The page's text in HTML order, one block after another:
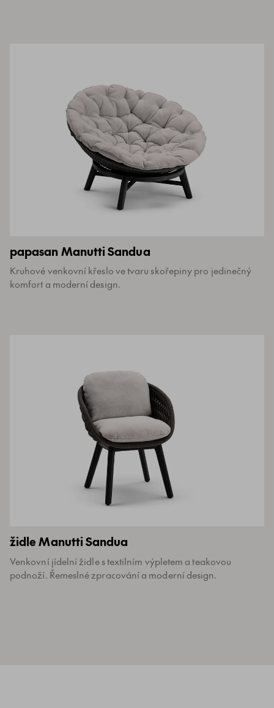
papasan Manutti Sandua
Kruhové venkovní křeslo ve tvaru skořepiny pro jedinečný
komfort a moderní design.
židle Manutti Sandua
Venkovní jídelní židle s textilním výpletem a teakovou
podnoží. Řemeslné zpracování a moderní design.